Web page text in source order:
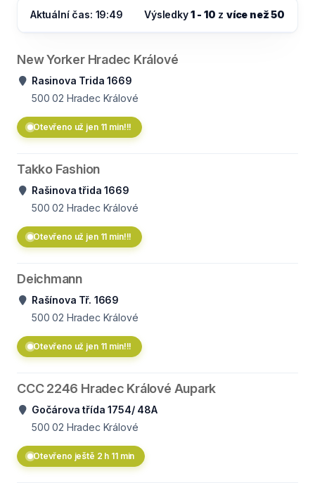
Aktuální čas: 19:49 Výsledky1 - 10 z více než 50
New Yorker Hradec Králové
Rasinova Trida 1669
500 02 Hradec Králové
Otevřeno už jen 11 min!!!
Takko Fashion
Rašinova třida 1669
500 02 Hradec Králové
Otevřeno už jen 11 min!!!
Deichmann
Rašínova Tř. 1669
500 02 Hradec Králové
Otevřeno už jen 11 min!!!
CCC 2246 Hradec Králové Aupark
Gočárova třída 1754/ 48A
500 02 Hradec Králové
Otevřeno ještě 2 h 11 min